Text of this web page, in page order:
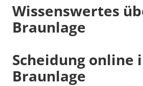
Wissenswertes
Braunlage
Scheidung online
Braunlage